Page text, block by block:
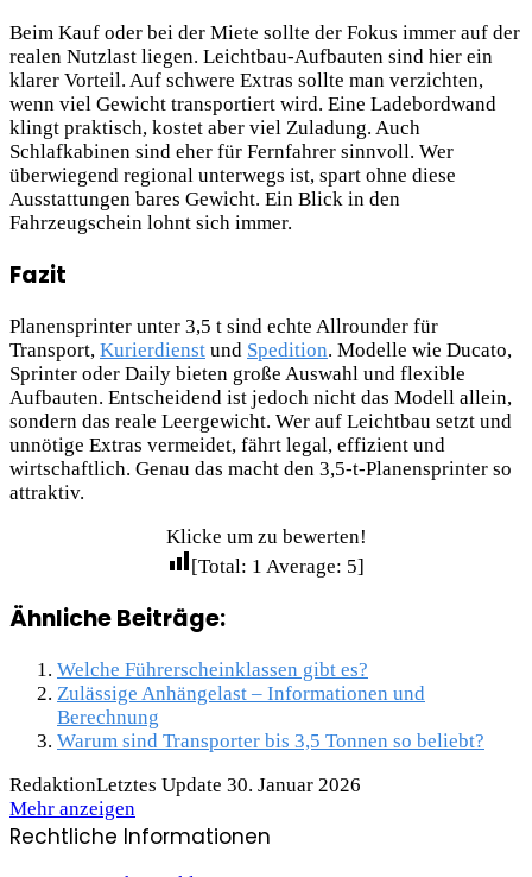
Beim Kauf oder bei der Miete sollte der Fokus immer auf der
realen Nutzlast liegen. Leichtbau-Aufbauten sind hier ein
klarer Vorteil. Auf schwere Extras sollte man verzichten,
wenn viel Gewicht transportiert wird. Eine Ladebordwand
klingt praktisch, kostet aber viel Zuladung. Auch
Schlafkabinen sind eher für Fernfahrer sinnvoll. Wer
überwiegend regional unterwegs ist, spart ohne diese
Ausstattungen bares Gewicht. Ein Blick in den
Fahrzeugschein lohnt sich immer.
Fazit
Planensprinter unter 3,5 t sind echte Allrounder für
Transport, Kurierdienst und Spedition. Modelle wie Ducato,
Sprinter oder Daily bieten große Auswahl und flexible
Aufbauten. Entscheidend ist jedoch nicht das Modell allein,
sondern das reale Leergewicht. Wer auf Leichtbau setzt und
unnötige Extras vermeidet, fährt legal, effizient und
wirtschaftlich. Genau das macht den 3,5-t-Planensprinter so
attraktiv.
Klicke um zu bewerten!
[Total: 1 Average: 5]
Ähnliche Beiträge:
Welche Führerscheinklassen gibt es?
Zulässige Anhängelast – Informationen und
Berechnung
Warum sind Transporter bis 3,5 Tonnen so beliebt?
RedaktionLetztes Update 30. Januar 2026
Mehr anzeigen
Rechtliche Informationen